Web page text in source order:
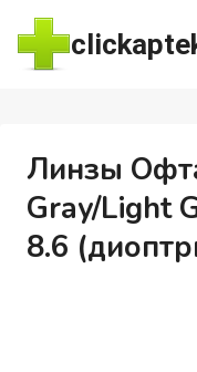
Перейти
содержимому
Линзы
Gray/Light
8.6